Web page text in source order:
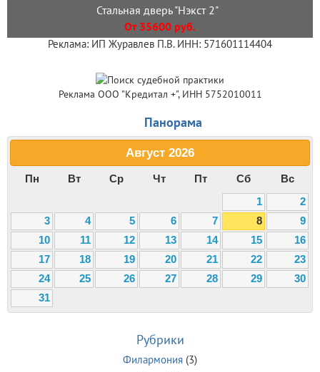
Стальная дверь "Нэкст 2"
От 35600 руб.
Реклама: ИП Журавлев П.В. ИНН: 571601114404
Реклама ООО "Кредитал +", ИНН 5752010011
Панорама
Август 2026
Пн Вт Ср Чт Пт Сб
Вс
1
2
3
4 5 6 7 8
9
10
11 12 13 14 15
16
17
18 19 20 21 22
23
24
25 26 27 28 29
30
31
Рубрики
Филармония (3)